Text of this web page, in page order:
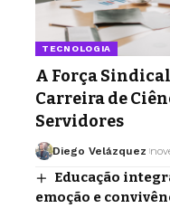
TECNOLOGIA
A Força
Carreira de
Servidores
Diego Velázquez
Educação
emoção e